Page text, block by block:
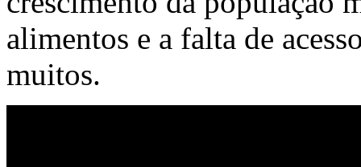
alimentos e a falta de
muitos.